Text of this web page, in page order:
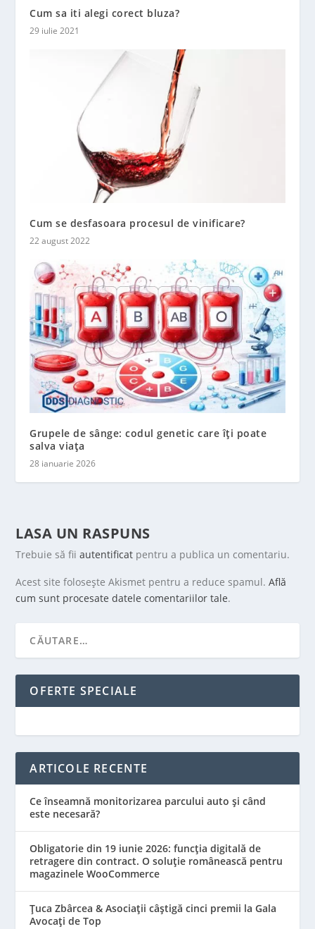
Cum sa iti alegi corect bluza?
29 iulie 2021
Cum se desfasoara procesul de vinificare?
22 august 2022
Grupele de sânge: codul genetic care îți poate
salva viața
28 ianuarie 2026
LASA UN RASPUNS
Trebuie să fiiautentificat pentru a publica un comentariu.
Acest site folosește Akismet pentru a reduce spamul.Află
cum sunt procesate datele comentariilor tale.
OFERTE SPECIALE
ARTICOLE RECENTE
Ce înseamnă monitorizarea parcului auto și când
este necesară?
Obligatorie din 19 iunie 2026: funcția digitală de
retragere din contract. O soluție românească pentru
magazinele WooCommerce
Țuca Zbârcea & Asociații câștigă cinci premii la Gala
Avocați de Top